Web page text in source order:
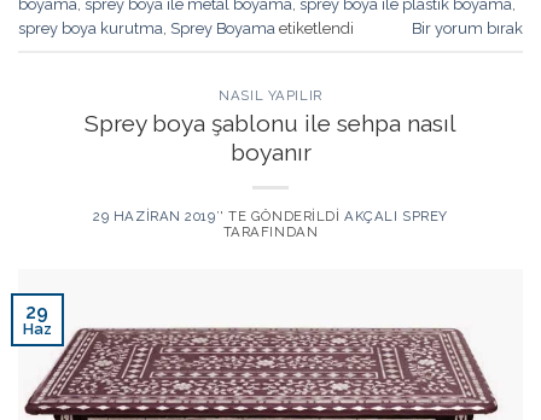
boyama, sprey boya ile metal boyama, sprey boya ile plastik boyama,
sprey boya kurutma, Sprey Boyama etiketlendi Bir yorum bırak
NASIL YAPILIR
Sprey boya şablonu ile sehpa nasıl
boyanır
29 HAZIRAN 2019’' TE GÖNDERILDI AKÇALI SPREY
TARAFINDAN
29
Haz